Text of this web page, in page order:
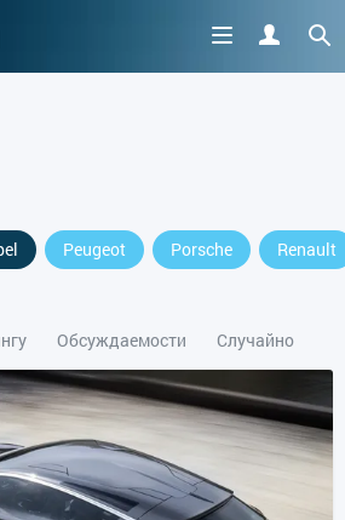
Peugeot Porsche Renault
Обсуждаемости Случайно